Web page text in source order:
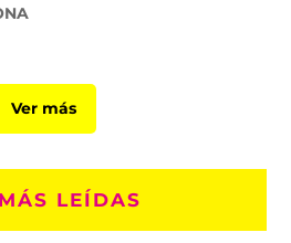
Ver más
LEÍDAS